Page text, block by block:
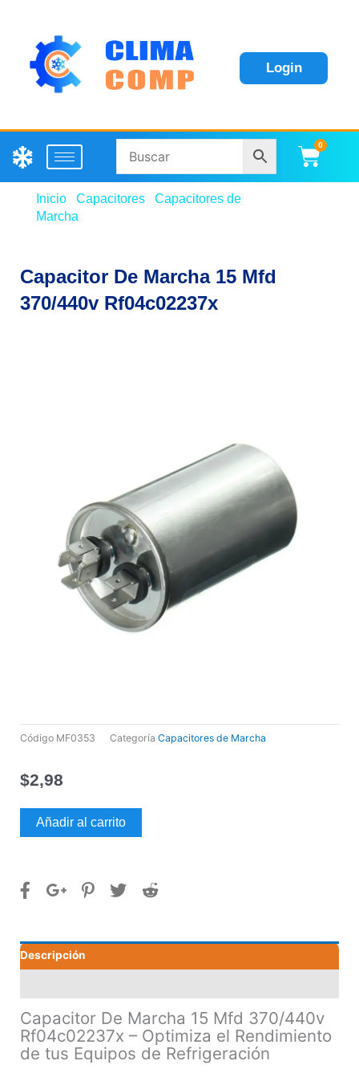
Login
0
Inicio Capacitores
Capacitores de
Marcha
Capacitor De Marcha 15 Mfd
370/440v Rf04c02237x
Código MF0353 Categoría Capacitores de Marcha
$2,98
Capacitor
De
Mfd
cantidad
Añadir al carrito
Descripción
Capacitor De Marcha 15 Mfd 370/440v
Rf04c02237x – Optimiza el Rendimiento
de tus Equipos de Refrigeración